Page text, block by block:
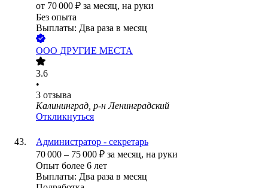
от 70 000 ₽ за месяц, на руки
Без опыта
Выплаты: Два раза в месяц
ООО ДРУГИЕ МЕСТА
3.6
•
3 отзыва
Калининград, р-н Ленинградский
Откликнуться
Администратор - секретарь
70 000 – 75 000 ₽ за месяц, на руки
Опыт более 6 лет
Выплаты: Два раза в месяц